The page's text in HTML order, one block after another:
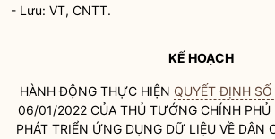
- Lưu: VT, CNTT.
KẾ HOẠCH
HÀNH ĐỘNG THỰC HIỆN QUYẾT ĐỊNH
06/01/2022 CỦA THỦ TƯỚNG CHÍNH PHỦ
PHÁT TRIỂN ỨNG DỤNG DỮ LIỆU VỀ DÂN